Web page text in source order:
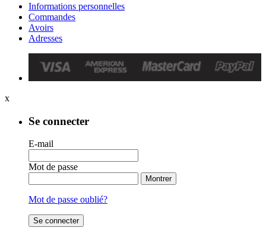
Informations personnelles
Commandes
Avoirs
Adresses
x
Se connecter
E-mail
Mot de passe
Montrer
Mot de passe oublié?
Se connecter